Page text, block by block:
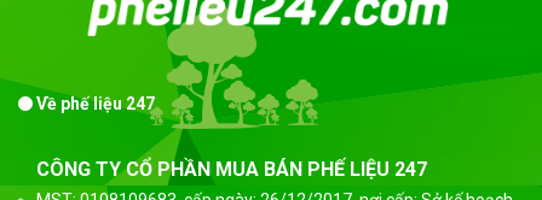
Về phế liệu 247
CÔNG TY CỔ PHẦN MUA BÁN PHẾ LIỆU 247